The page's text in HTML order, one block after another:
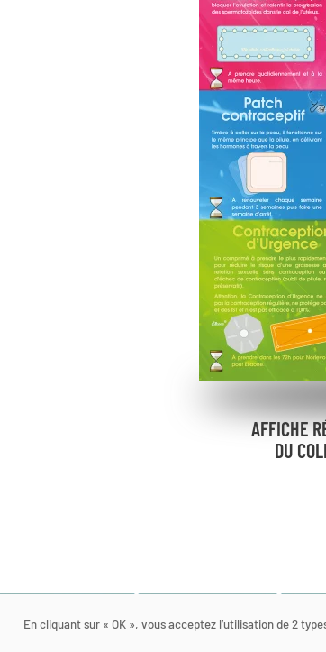
AFFICHE
DU
En cliquant sur « OK », vous acceptez l’utilisation de 2